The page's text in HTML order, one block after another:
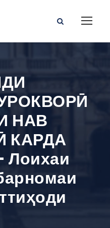
НАВ
КАРДА